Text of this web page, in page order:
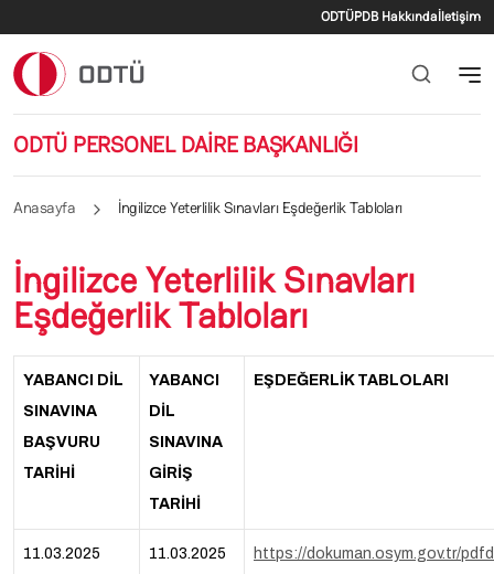
İkincil menü
ODTÜPDB Hakkındaİletişim
ODTÜ PERSONEL DAİRE BAŞKANLIĞI
Anasayfa İngilizce Yeterlilik Sınavları Eşdeğerlik Tabloları
İngilizce Yeterlilik Sınavları
Eşdeğerlik Tabloları
YABANCI DİL
SINAVINA
BAŞVURU
TARİHİ
YABANCI
DİL
SINAVINA
GİRİŞ
TARİHİ
EŞDEĞERLİK TABLOLARI
11.03.2025
11.03.2025
https://dokuman.osym.gov.tr/